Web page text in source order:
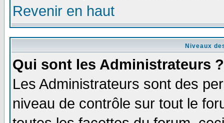
Revenir en haut
Niveaux
Qui sont les Administrateurs ?
Les Administrateurs sont des
niveau de contrôle sur tout le